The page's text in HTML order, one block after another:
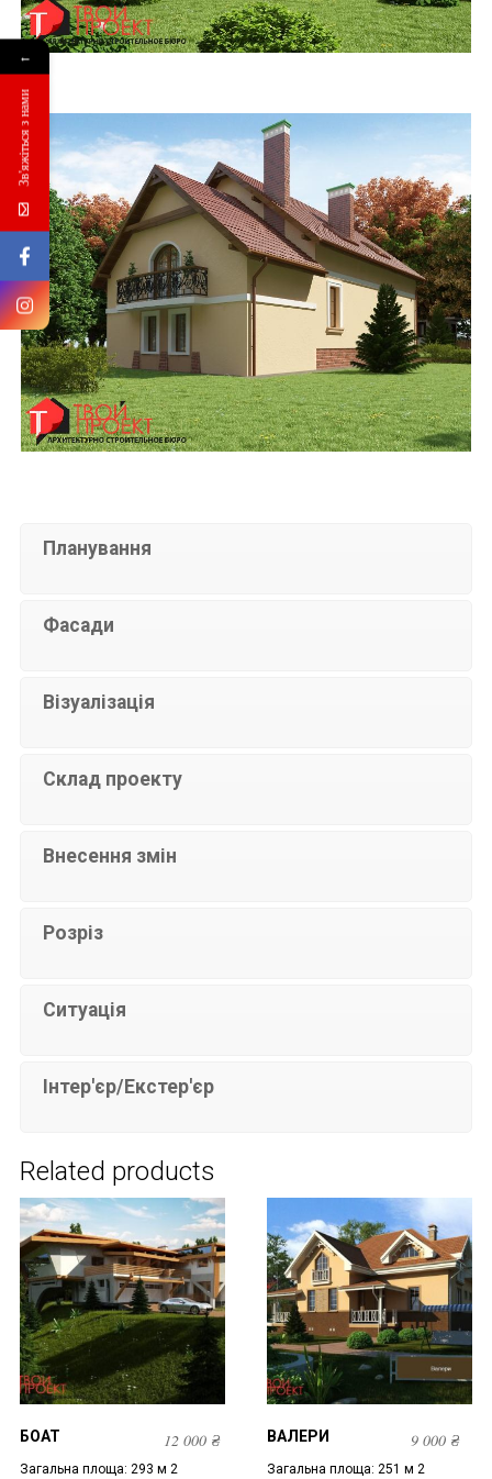
Планування
Фасади
Візуалізація
Склад проекту
Внесення змін
Розріз
Ситуація
Інтер'єр/Екстер'єр
Related products
БОАТ 12 000₴
Загальна площа: 293 м 2
ВАЛЕРИ 9 000 ₴
Загальна площа: 251 м 2
←
Зв'яжіться з нами